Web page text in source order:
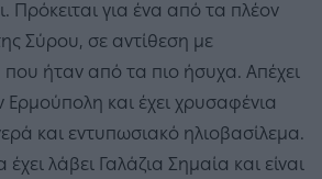
Πρόκειται για ένα από τα πλέον
Σύρου, σε αντίθεση με
που ήταν από τα πιο ήσυχα. Απέχει
Ερμούπολη και έχει χρυσαφένια
και εντυπωσιακό ηλιοβασίλεμα.
λάβει Γαλάζια Σημαία και είναι